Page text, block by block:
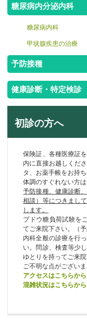
糖尿病内分泌内科
糖尿病内科
甲状腺疾患の治療
予防接種
健康診断・特定検診
初診の方へ
保険証、各種医療証
内に直接お越しくだ
タ、お薬手帳をお持
体調のすぐれない方
予防接種、健康診断
相談）等につきまし
します。
ブドウ糖負荷試験を
てご来院下さい。（
内科全般の診療を行
い。問診、検査等少
ゆとりを持ってご来院
ご不明な点がござい
アクセスはこちらから
混雑状況はこちらから